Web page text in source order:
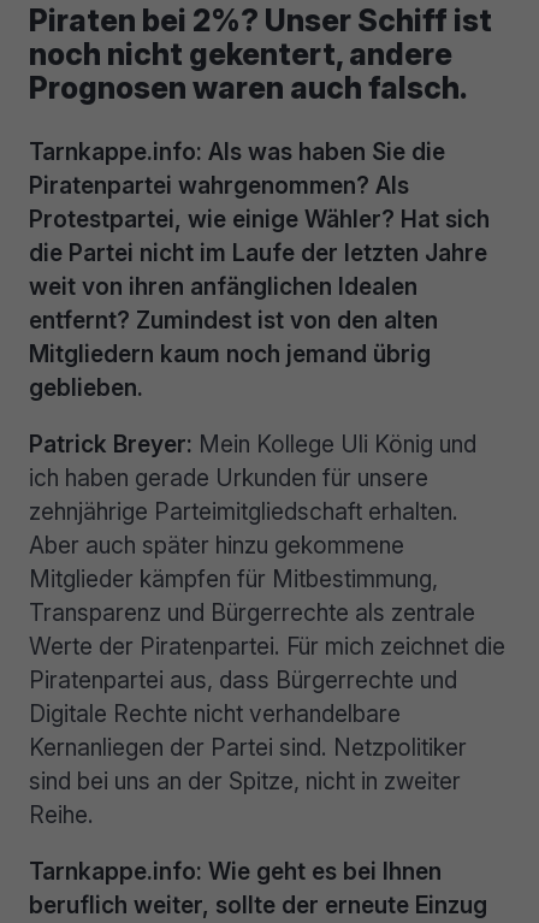
Piraten bei 2%? Unser Schiff ist
noch nicht gekentert, andere
Prognosen waren auch falsch.
Tarnkappe.info: Als was haben Sie die
Piratenpartei wahrgenommen? Als
Protestpartei, wie einige Wähler? Hat sich
die Partei nicht im Laufe der letzten Jahre
weit von ihren anfänglichen Idealen
entfernt? Zumindest ist von den alten
Mitgliedern kaum noch jemand übrig
geblieben.
Patrick Breyer: Mein Kollege Uli König und
ich haben gerade Urkunden für unsere
zehnjährige Parteimitgliedschaft erhalten.
Aber auch später hinzu gekommene
Mitglieder kämpfen für Mitbestimmung,
Transparenz und Bürgerrechte als zentrale
Werte der Piratenpartei. Für mich zeichnet die
Piratenpartei aus, dass Bürgerrechte und
Digitale Rechte nicht verhandelbare
Kernanliegen der Partei sind. Netzpolitiker
sind bei uns an der Spitze, nicht in zweiter
Reihe.
Tarnkappe.info: Wie geht es bei Ihnen
beruflich weiter, sollte der erneute Einzug